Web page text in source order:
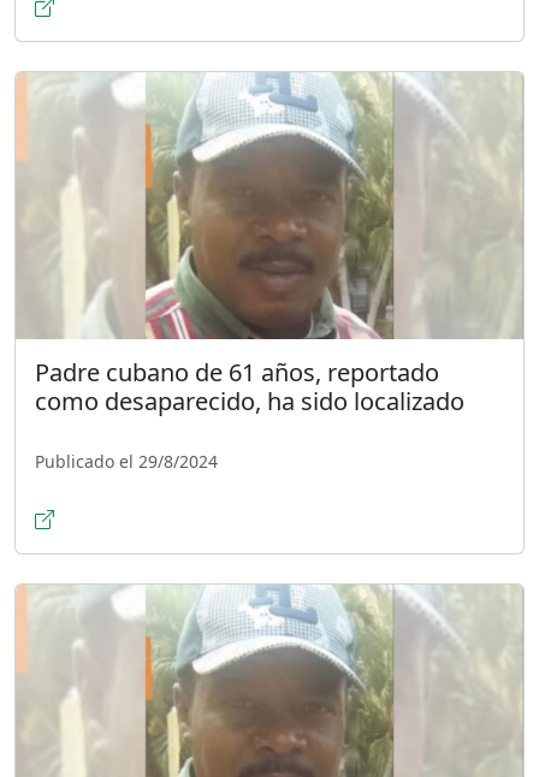
Padre cubano de 61 años, reportado
como desaparecido, ha sido localizado
Publicado el 29/8/2024